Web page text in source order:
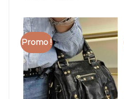
Promo !